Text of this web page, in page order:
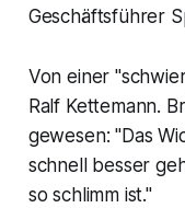
Geschäftsführer
Von einer
Ralf Kettemann.
gewesen: "Das
schnell besser
so schlimm ist."